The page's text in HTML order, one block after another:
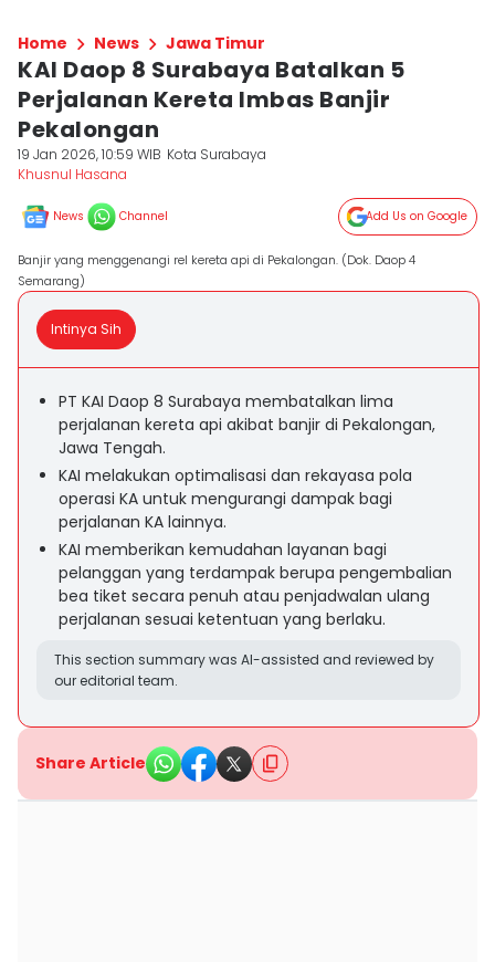
Home News Jawa Timur
KAI Daop 8 Surabaya Batalkan 5
Perjalanan Kereta Imbas Banjir
Pekalongan
19 Jan 2026, 10:59 WIB Kota Surabaya
Khusnul Hasana
News Channel Add Us on Google
Banjir yang menggenangi rel kereta api di Pekalongan. (Dok. Daop 4
Semarang)
Intinya Sih
PT KAI Daop 8 Surabaya membatalkan lima
perjalanan kereta api akibat banjir di Pekalongan,
Jawa Tengah.
KAI melakukan optimalisasi dan rekayasa pola
operasi KA untuk mengurangi dampak bagi
perjalanan KA lainnya.
KAI memberikan kemudahan layanan bagi
pelanggan yang terdampak berupa pengembalian
bea tiket secara penuh atau penjadwalan ulang
perjalanan sesuai ketentuan yang berlaku.
This section summary was AI-assisted and reviewed by
our editorial team.
Share Article